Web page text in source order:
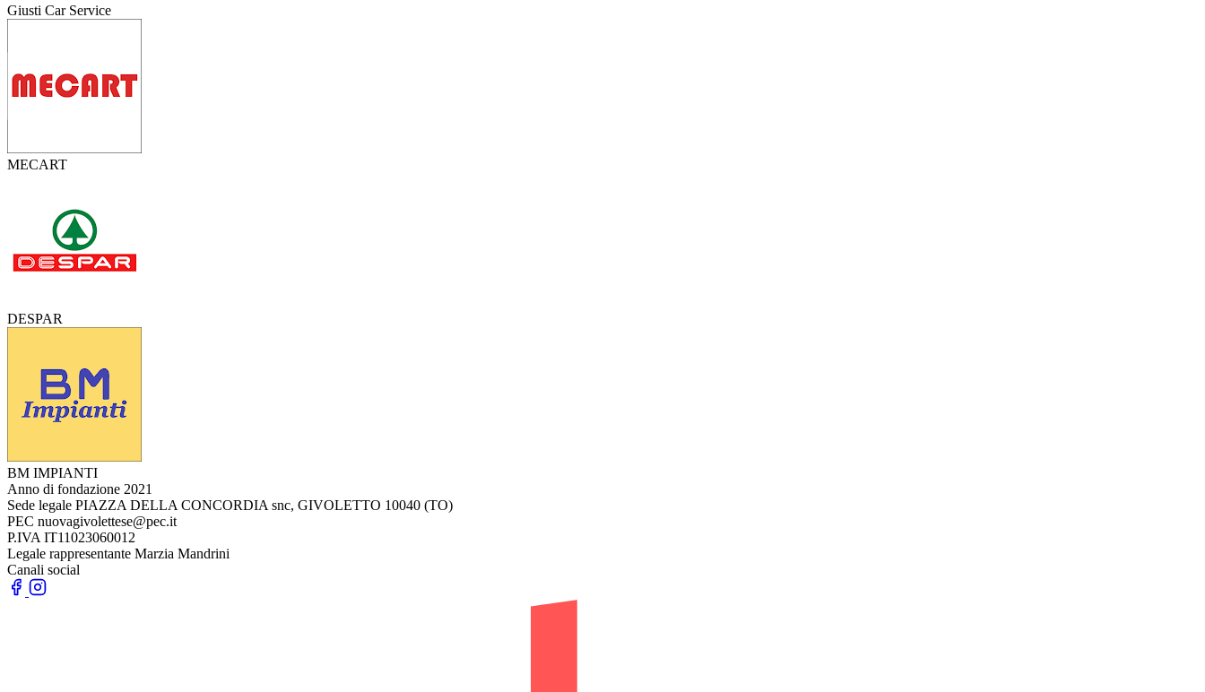
Giusti Car Service
MECART
DESPAR
BM IMPIANTI
Anno di fondazione 2021
Sede legale PIAZZA DELLA CONCORDIA snc, GIVOLETTO 10040 (TO)
PEC nuovagivolettese@pec.it
P.IVA IT11023060012
Legale rappresentante Marzia Mandrini
Canali social